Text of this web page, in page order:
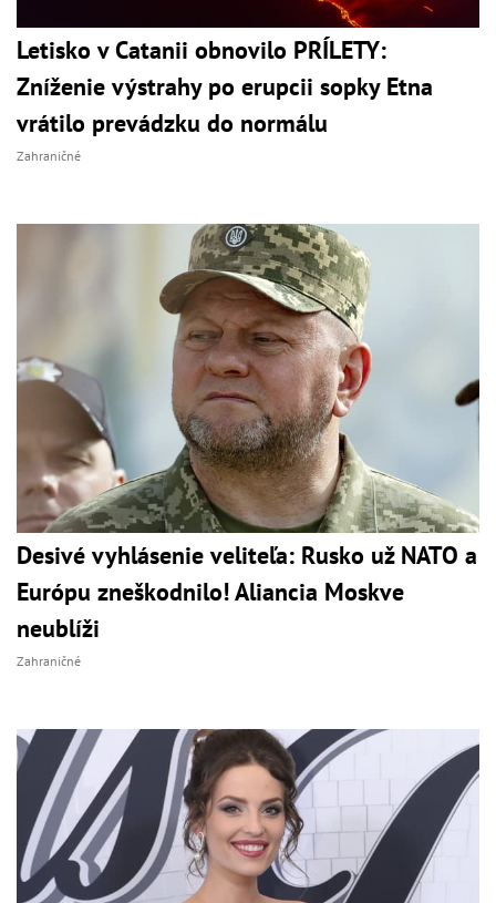
Letisko v Catanii obnovilo PRÍLETY:
Zníženie výstrahy po erupcii sopky Etna
vrátilo prevádzku do normálu
Zahraničné
Desivé vyhlásenie veliteľa: Rusko už NATO a
Európu zneškodnilo! Aliancia Moskve
neublíži
Zahraničné